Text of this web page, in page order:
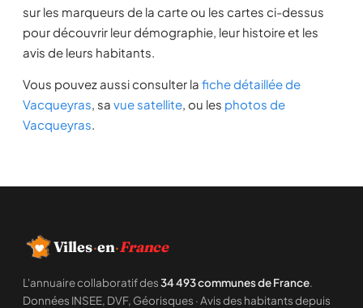
sur les marqueurs de la carte ou les cartes ci-dessus
pour découvrir leur démographie, leur histoire et les
avis de leurs habitants.
Vous pouvez aussi consulter la fiche détaillée de
Vacqueyras, sa vue satellite, ou les photos de
Vacqueyras.
Villes·en·France
L'annuaire collaboratif des34 493 communes de France.
Données INSEE, DVF, Géorisques · Avis des habitants depuis